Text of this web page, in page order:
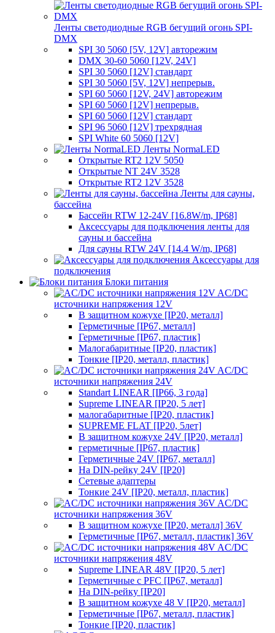
Ленты светодиодные RGB бегущий огонь SPI-
DMX
SPI 30 5060 [5V, 12V] авторежим
DMX 30-60 5060 [12V, 24V]
SPI 30 5060 [12V] стандарт
SPI 30 5060 [5V, 12V] непрерыв.
SPI 60 5060 [12V, 24V] авторежим
SPI 60 5060 [12V] непрерыв.
SPI 60 5060 [12V] стандарт
SPI 96 5060 [12V] трехрядная
SPI White 60 5060 [12V]
Ленты NormaLED
Открытые RT2 12V 5050
Открытые NT 24V 3528
Открытые RT2 12V 3528
Ленты для сауны,
бассейна
Бассейн RTW 12-24V [16.8W/m, IP68]
Аксессуары для подключения ленты для
сауны и бассейна
Для сауны RTW 24V [14.4 W/m, IP68]
Аксессуары для
подключения
Блоки питания
AC/DC
источники напряжения 12V
В защитном кожухе [IP20, металл]
Герметичные [IP67, металл]
Герметичные [IP67, пластик]
Малогабаритные [IP20, пластик]
Тонкие [IP20, металл, пластик]
AC/DC
источники напряжения 24V
Standart LINEAR [IP66, 3 года]
Supreme LINEAR [IP20, 5 лет]
малогабаритные [IP20, пластик]
SUPREME FLAT [IP20, 5лет]
В защитном кожухе 24V [IP20, металл]
герметичные [IP67, пластик]
Герметичные 24V [IP67, металл]
На DIN-рейку 24V [IP20]
Сетевые адаптеры
Тонкие 24V [IP20, металл, пластик]
AC/DC
источники напряжения 36V
В защитном кожухе [IP20, металл] 36V
Герметичные [IP67, металл, пластик] 36V
AC/DC
источники напряжения 48V
Supreme LINEAR 48V [IP20, 5 лет]
Герметичные с PFC [IP67, металл]
На DIN-рейку [IP20]
В защитном кожухе 48 V [IP20, металл]
Герметичные [IP67, металл, пластик]
Тонкие [IP20, пластик]